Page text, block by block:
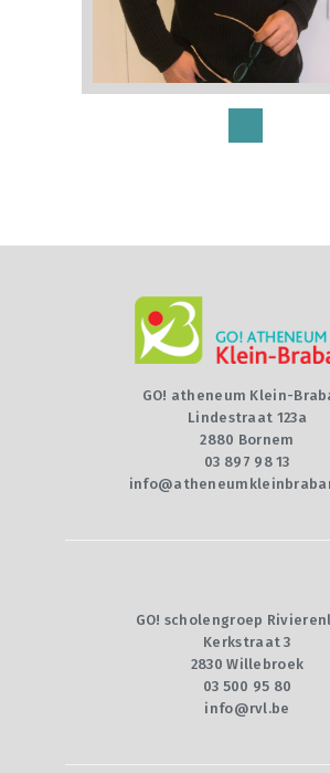
GO! atheneum Klein-
Lindestraat 123a
2880 Bornem
03 897 98 13
GO! scholengroep
Kerkstraat 3
2830 Willebroek
03 500 95 80
info@rvl.be